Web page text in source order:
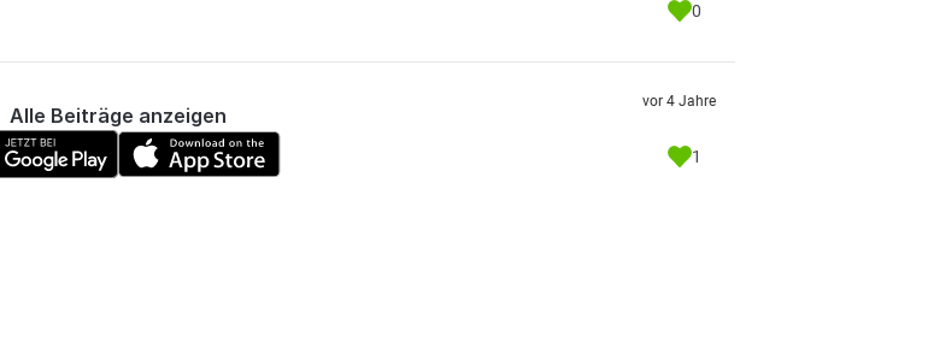
0
vor 4 Jahre
1
Alle Beiträge anzeigen